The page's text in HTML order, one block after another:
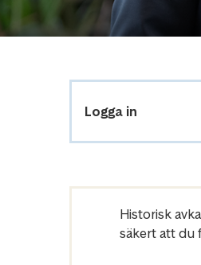
Logga in
Historisk
säkert att du